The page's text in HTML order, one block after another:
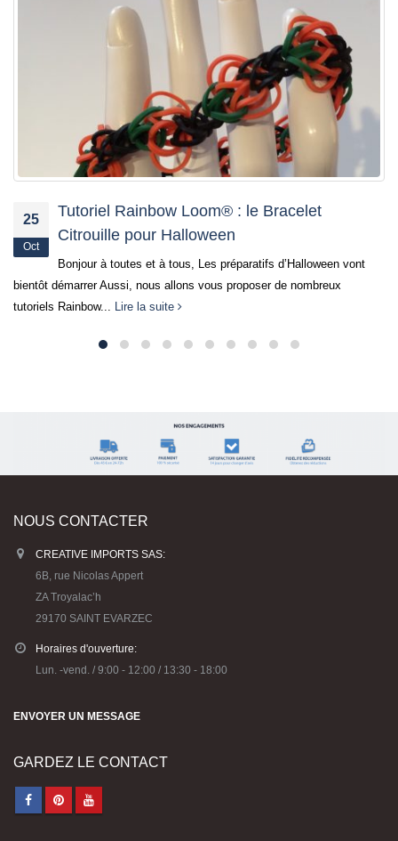
03 Tutoriel Monster Tail : Bracelet design
Réalisez ce nouveau bracelet à partir du Monster Tail :
Design Ananas Un bracelet à double motif qui vous...
Lire la suite
NOUS CONTACTER
CREATIVE IMPORTS SAS:
6B, rue Nicolas Appert
ZA Troyalac’h
29170 SAINT EVARZEC
Horaires d'ouverture:
Lun. -vend. / 9:00 - 12:00 / 13:30 - 18:00
ENVOYER UN MESSAGE
GARDEZ LE CONTACT